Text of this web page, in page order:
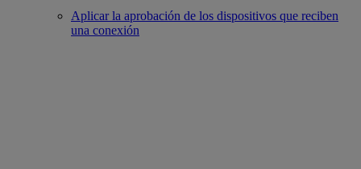
Aplicar la aprobación de los dispositivos que reciben
una conexión